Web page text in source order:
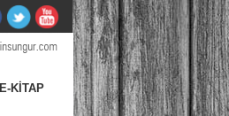
E-KİTAP